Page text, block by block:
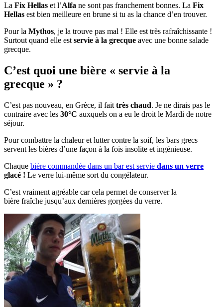
La Fix Hellas et l’Alfa ne sont pas franchement bonnes. La Fix
Hellas est bien meilleure en brune si tu as la chance d’en trouver.
Pour la Mythos, je la trouve pas mal ! Elle est très rafraîchissante !
Surtout quand elle est servie à la grecque avec une bonne salade
grecque.
C’est quoi une bière « servie à la
grecque » ?
C’est pas nouveau, en Grèce, il fait très chaud. Je ne dirais pas le
contraire avec les 30°C auxquels on a eu le droit le Mardi de notre
séjour.
Pour combattre la chaleur et lutter contre la soif, les bars grecs
servent les bières d’une façon à la fois insolite et ingénieuse.
Chaque bière commandée dans un bar est servie dans un verre
glacé ! Le verre lui-même sort du congélateur.
C’est vraiment agréable car cela permet de conserver la
bière fraîche jusqu’aux dernières gorgées du verre.